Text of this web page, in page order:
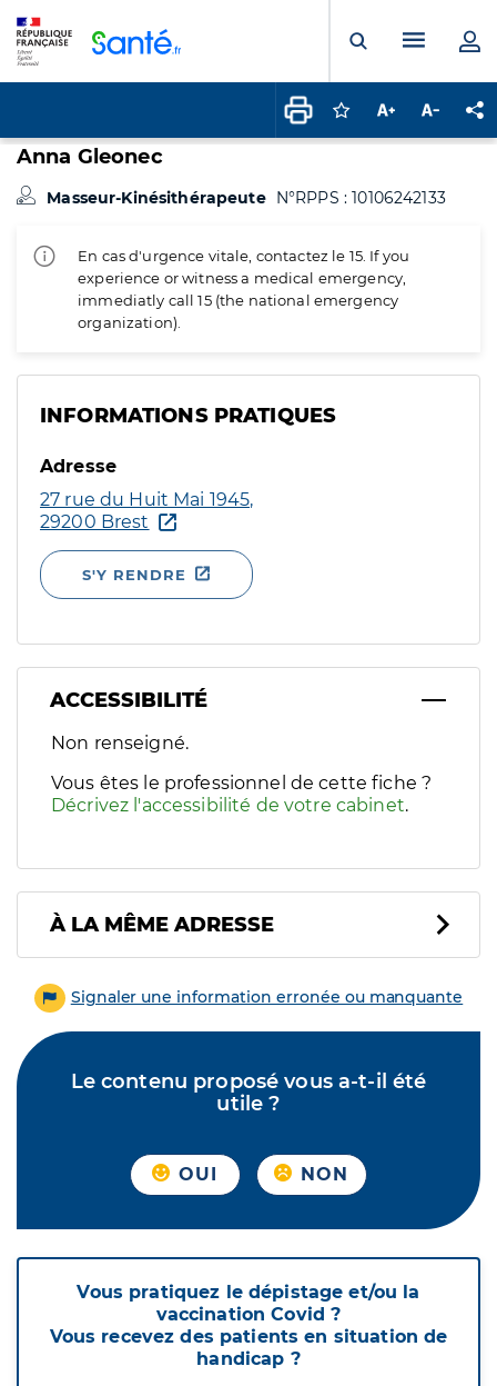
Ouvrir laMenu
Connectez-vous
Augmenter la
Anna Gleonec
Masseur-Kinésithérapeute N°RPPS : 10106242133
En cas d'urgence vitale, contactez le 15. If you
experience or witness a medical emergency,
immediatly call 15 (the national emergency
organization).
INFORMATIONS PRATIQUES
Adresse
27 rue du Huit Mai 1945,
29200 Brest
S'Y RENDRE
ACCESSIBILITÉ
Filtres
Sélectionnez un ou plusieurs handicaps/besoins
Non renseigné.
Vous êtes le professionnel de cette fiche ?
Décrivez l'accessibilité de votre cabinet.
À LA MÊME ADRESSE
Signaler une information erronée ou manquante
Le contenu proposé vous a-t-il été
utile ?
OUI NON
Vous pratiquez le dépistage et/ou la
vaccination Covid ?
Vous recevez des patients en situation de
handicap ?